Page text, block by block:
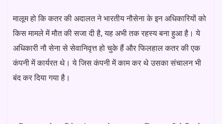
मालूम हो कि कतर की अदालत ने भारतीय नौसेना के इन अधिकारियों को
किस मामले में मौत की सजा दी है, यह अभी तक रहस्य बना हुआ है। ये
अधिकारी नौ सेना से सेवानिवृत्त हो चुके हैं और फिलहाल कतर की एक
कंपनी में कार्यरत थे। ये जिस कंपनी में काम कर थे उसका संचालन भी
बंद कर दिया गया है।